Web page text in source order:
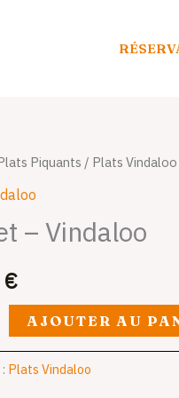
Piquants / Plats Vindaloo
– Vindaloo
€
AJOUTER AU
Plats Vindaloo